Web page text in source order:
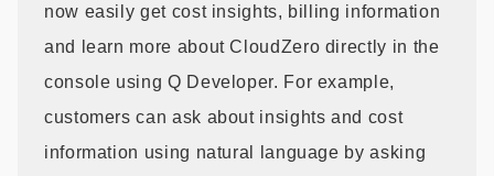
now easily get cost insights, billing information
and learn more about CloudZero directly in the
console using Q Developer. For example,
customers can ask about insights and cost
information using natural language by asking